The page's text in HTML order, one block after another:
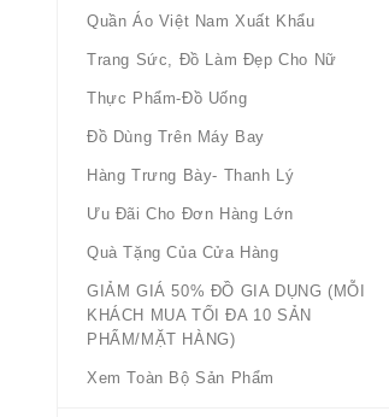
Quần Áo Việt Nam Xuất Khẩu
Trang Sức, Đồ Làm Đẹp Cho Nữ
Thực Phẩm-Đồ Uống
Đồ Dùng Trên Máy Bay
Hàng Trưng Bày- Thanh Lý
Ưu Đãi Cho Đơn Hàng Lớn
Quà Tặng Của Cửa Hàng
GIẢM GIÁ 50% ĐỒ GIA DỤNG (MỖI
KHÁCH MUA TỐI ĐA 10 SẢN
PHẨM/MẶT HÀNG)
Xem Toàn Bộ Sản Phẩm